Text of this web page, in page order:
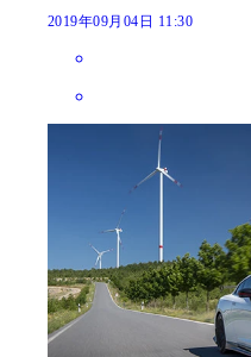
2019年09月04日 11:30